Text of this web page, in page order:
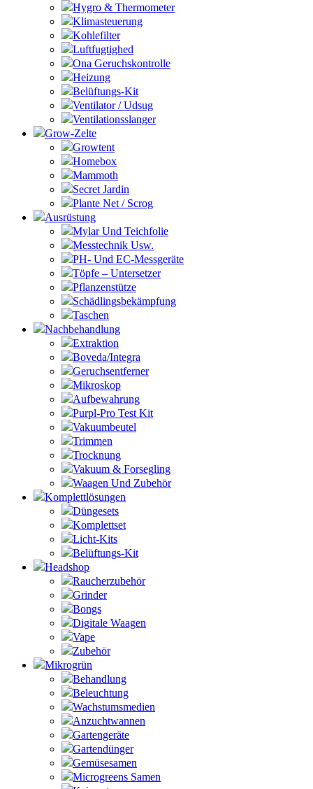
Hygro & Thermometer
Klimasteuerung
Kohlefilter
Luftfugtighed
Ona Geruchskontrolle
Heizung
Belüftungs-Kit
Ventilator / Udsug
Ventilationsslanger
Grow-Zelte
Growtent
Homebox
Mammoth
Secret Jardin
Plante Net / Scrog
Ausrüstung
Mylar Und Teichfolie
Messtechnik Usw.
PH- Und EC-Messgeräte
Töpfe – Untersetzer
Pflanzenstütze
Schädlingsbekämpfung
Taschen
Nachbehandlung
Extraktion
Boveda/Integra
Geruchsentferner
Mikroskop
Aufbewahrung
Purpl-Pro Test Kit
Vakuumbeutel
Trimmen
Trocknung
Vakuum & Forsegling
Waagen Und Zubehör
Komplettlösungen
Düngesets
Komplettset
Licht-Kits
Belüftungs-Kit
Headshop
Raucherzubehör
Grinder
Bongs
Digitale Waagen
Vape
Zubehör
Mikrogrün
Behandlung
Beleuchtung
Wachstumsmedien
Anzuchtwannen
Gartengeräte
Gartendünger
Gemüsesamen
Microgreens Samen